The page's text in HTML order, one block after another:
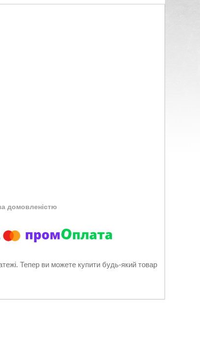
домовленістю
Тепер ви можете купити будь-який товар